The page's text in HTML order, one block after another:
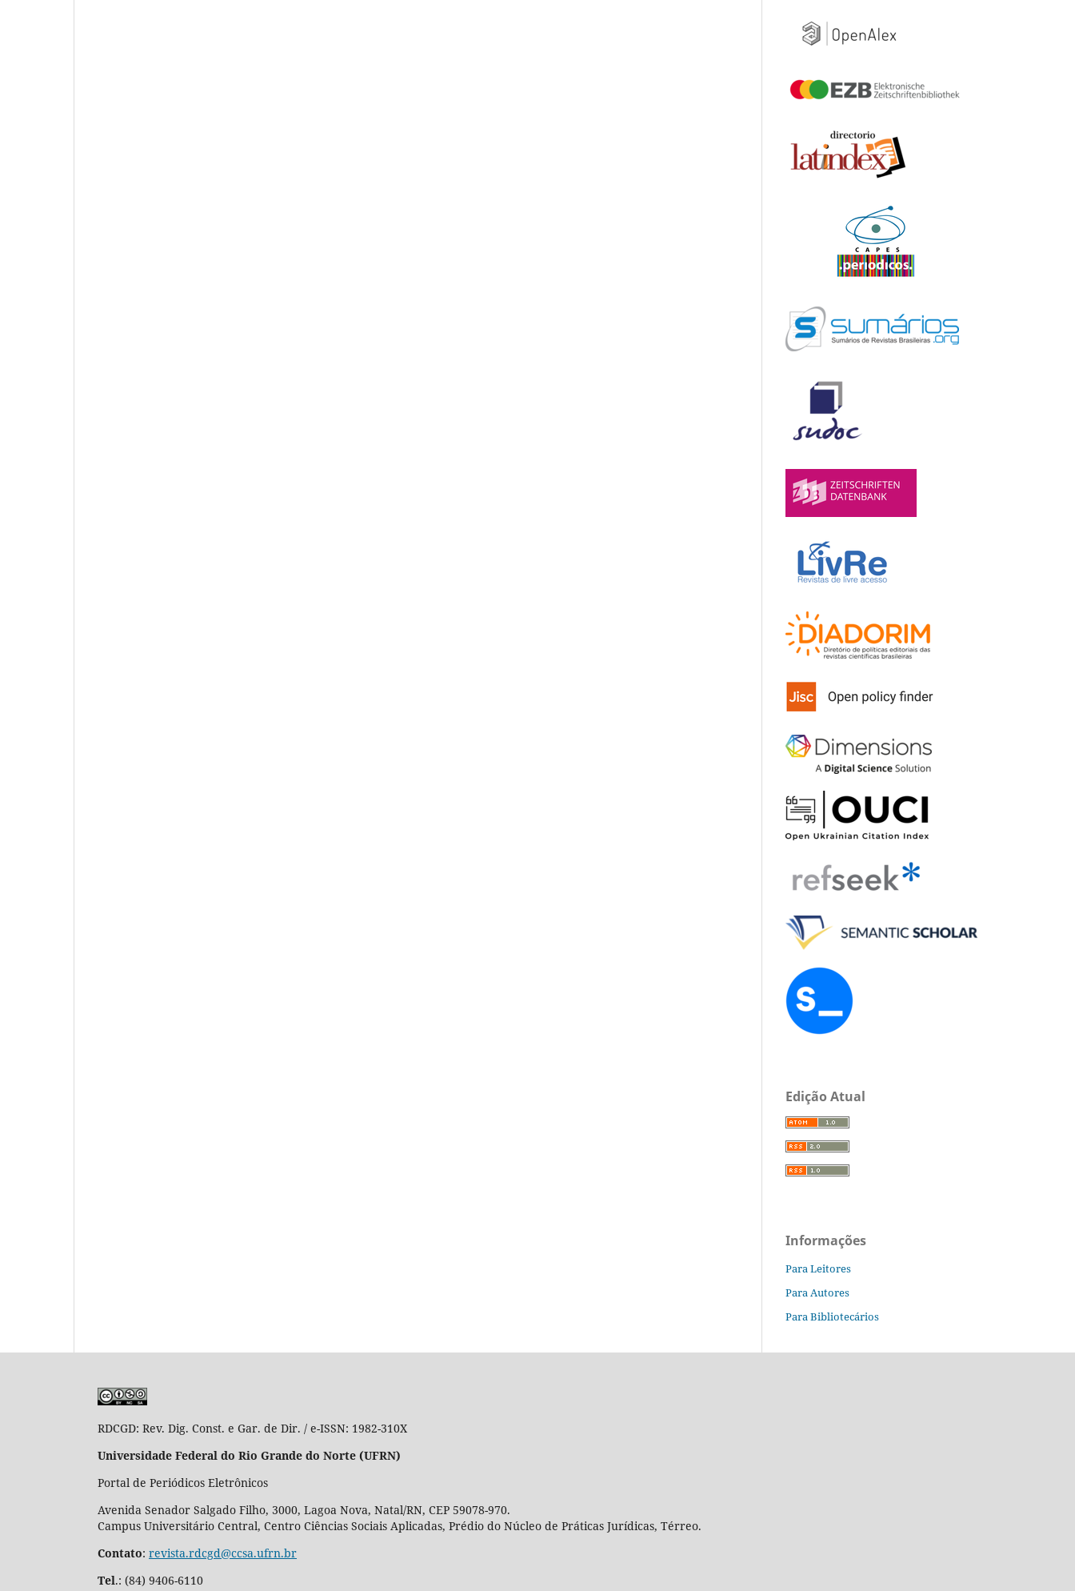
Edição Atual
Informações
Para Leitores
Para Autores
Para Bibliotecários
RDCGD: Rev. Dig. Const. e Gar. de Dir. / e-ISSN: 1982-310X
Universidade Federal do Rio Grande do Norte (UFRN)
Portal de Periódicos Eletrônicos
Avenida Senador Salgado Filho, 3000, Lagoa Nova, Natal/RN, CEP 59078-970.
Campus Universitário Central, Centro Ciências Sociais Aplicadas, Prédio do Núcleo de Práticas Jurídicas, Térreo.
Contato: revista.rdcgd@ccsa.ufrn.br
Tel.: (84) 9406-6110